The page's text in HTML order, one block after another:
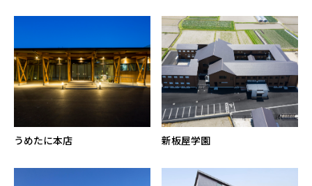
うめたに本店 新板屋学園